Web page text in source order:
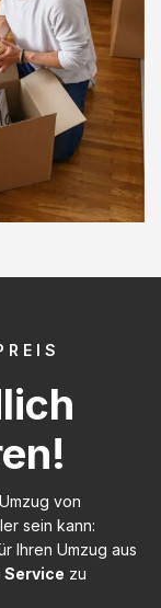
von
sein kann:
Ihren Umzug aus
zu